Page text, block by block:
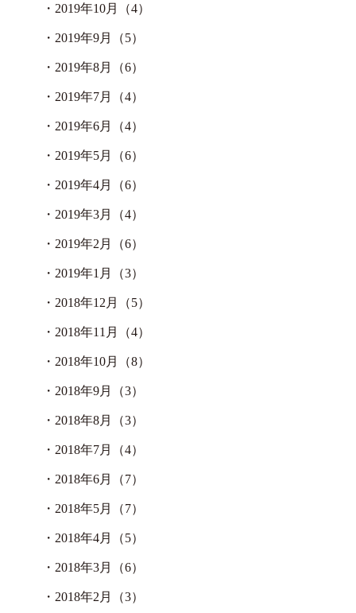
・ 2019年10月（4）
・ 2019年9月（5）
・ 2019年8月（6）
・ 2019年7月（4）
・ 2019年6月（4）
・ 2019年5月（6）
・ 2019年4月（6）
・ 2019年3月（4）
・ 2019年2月（6）
・ 2019年1月（3）
・ 2018年12月（5）
・ 2018年11月（4）
・ 2018年10月（8）
・ 2018年9月（3）
・ 2018年8月（3）
・ 2018年7月（4）
・ 2018年6月（7）
・ 2018年5月（7）
・ 2018年4月（5）
・ 2018年3月（6）
・ 2018年2月（3）